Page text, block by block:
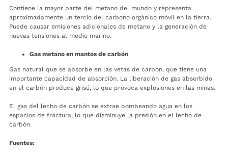
Contiene la mayor parte del metano del mundo y representa
aproximadamente un tercio del carbono orgánico móvil en la tierra.
Puede causar emisiones adicionales de metano y la generación de
nuevas tensiones al medio marino.
Gas metano en mantos de carbón
Gas natural que se absorbe en las vetas de carbón, que tiene una
importante capacidad de absorción. La liberación de gas absorbido
en el carbón produce grisú, lo que provoca explosiones en las minas.
El gas del lecho de carbón se extrae bombeando agua en los
espacios de fractura, lo que disminuye la presión en el lecho de
carbón.
Fuentes: